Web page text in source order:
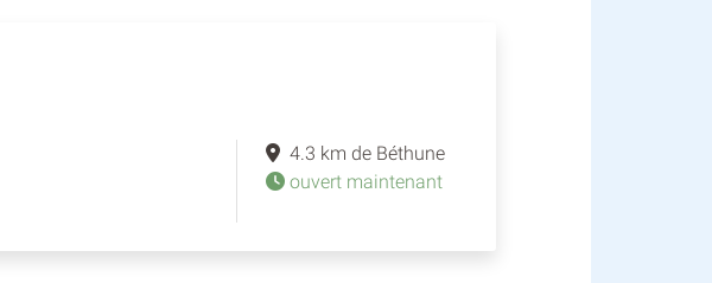
4.3 km de Béthune
ouvert maintenant